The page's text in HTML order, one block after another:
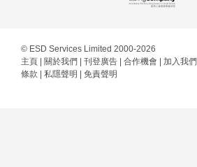
© ESD Services Limited 2000-2026
主頁 | 關於我們 | 刊登廣告 | 合作機會 | 加入我
條款 | 私隱聲明 | 免責聲明